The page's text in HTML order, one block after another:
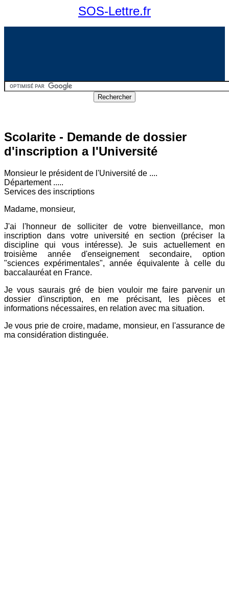
SOS-Lettre.fr
Scolarite - Demande de dossier
d'inscription a l'Université
Monsieur le président de l'Université de ....
Département .....
Services des inscriptions
Madame, monsieur,
J'ai l'honneur de solliciter de votre bienveillance, mon
inscription dans votre université en section (préciser la
discipline qui vous intéresse). Je suis actuellement en
troisième année d'enseignement secondaire, option
"sciences expérimentales", année équivalente à celle du
baccalauréat en France.
Je vous saurais gré de bien vouloir me faire parvenir un
dossier d'inscription, en me précisant, les pièces et
informations nécessaires, en relation avec ma situation.
Je vous prie de croire, madame, monsieur, en l'assurance de
ma considération distinguée.